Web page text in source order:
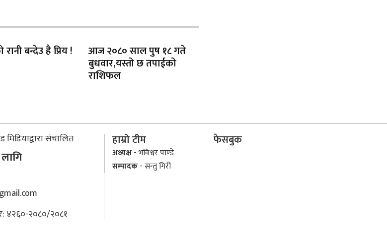
रानी बन्देउ है प्रिय ! आज २०८० साल पुष १८ गते
बुधवार,यस्तो छ तपाईको
राशिफल
मिडियाद्वारा संचालित
४२६०-२०८०/२०८१
हाम्रो टीम
अध्यक्ष- भविश्वर पाण्डे
सम्पादक- सन्तु गिरी
फेसबुक